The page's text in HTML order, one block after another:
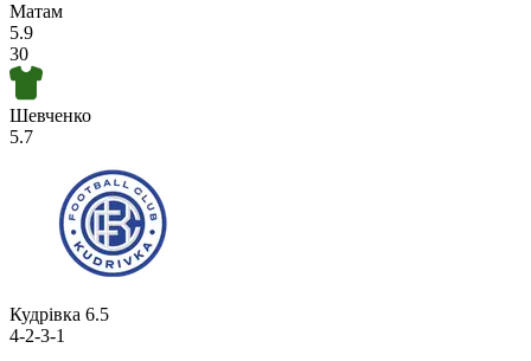
Матам
5.9
30
Шевченко
5.7
Кудрівка 6.5
4-2-3-1